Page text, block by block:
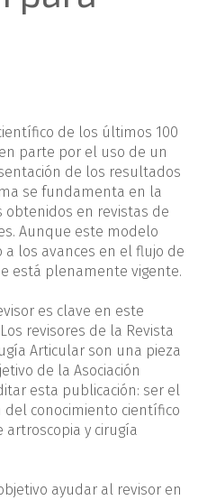
de los últimos 100
parte por el uso de un
de los resultados
se fundamenta en la
en revistas de
Aunque este modelo
los avances en el flujo de
está plenamente vigente.
es clave en este
revisores de la Revista
Articular son una pieza
de la Asociación
esta publicación: ser el
conocimiento científico
y cirugía
ayudar al revisor en